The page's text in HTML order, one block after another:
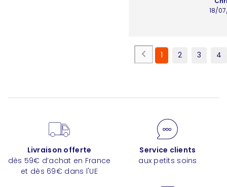
18/
1 2 3 4
Livraison offerte
dès 59€ d’achat en France
et dès 69€ dans l'UE
Service clients
aux petits soins